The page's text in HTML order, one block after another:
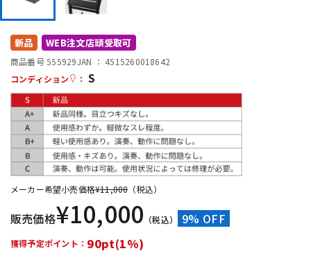
DTM オンライン納品
配信/ライブ機器
中古 ヴィンテージ
新品 WEB注文店頭受取可
商品番号 555929JAN ： 4515260018642
コンディション
： S
メーカー希望小売価格¥11,000 （税込）
販売価格¥10,000 （税込） 9% OFF
獲得予定ポイント： 90pt(1%)